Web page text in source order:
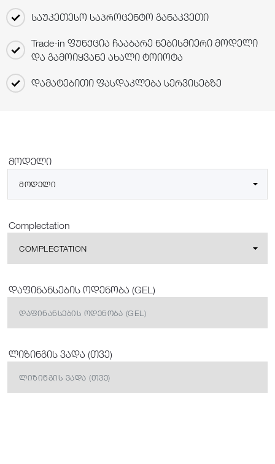
საუკეთესო საპროცენტო განაკვეთი
Trade-in ფუნქცია ჩააბარე ნებისმიერი მოდელი
და გამოიყვანე ახალი ტოიოტა
დამატებითი ფასდაკლება სერვისებზე
მოდელი
ᲛᲝᲓᲔᲚᲘ
Complectation
COMPLECTATION
დაფინანსების ოდენობა (GEL)
ლიზინგის ვადა (თვე)